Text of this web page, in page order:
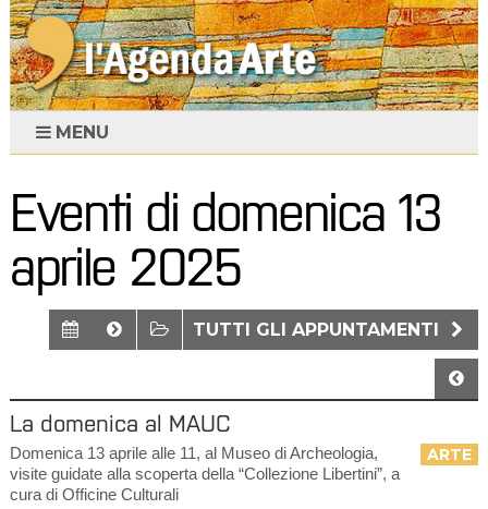
MENU
Eventi di domenica 13
aprile 2025
TUTTI GLI APPUNTAMENTI
La domenica al MAUC
ARTE
Domenica 13 aprile alle 11, al Museo di Archeologia,
visite guidate alla scoperta della “Collezione Libertini”, a
cura di Officine Culturali